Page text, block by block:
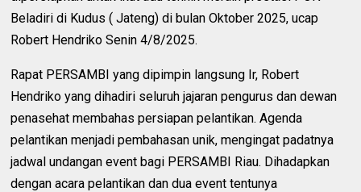
Beladiri di Kudus ( Jateng) di bulan Oktober 2025, ucap
Robert Hendriko Senin 4/8/2025.
Rapat PERSAMBI yang dipimpin langsung Ir, Robert
Hendriko yang dihadiri seluruh jajaran pengurus dan dewan
penasehat membahas persiapan pelantikan. Agenda
pelantikan menjadi pembahasan unik, mengingat padatnya
jadwal undangan event bagi PERSAMBI Riau. Dihadapkan
dengan acara pelantikan dan dua event tentunya